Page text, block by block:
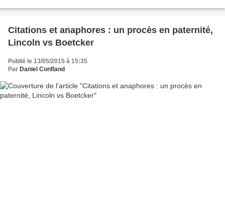
Citations et anaphores : un procès en paternité,
Lincoln vs Boetcker
Publié le 13/05/2015 à 15:35
Par Daniel Confland